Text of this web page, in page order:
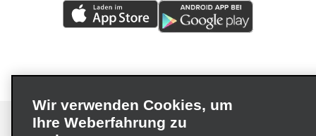
Wir verwenden Cookies, um
Ihre Weberfahrung zu